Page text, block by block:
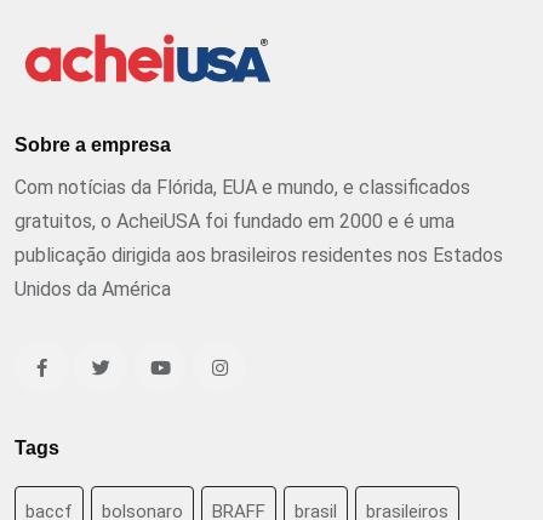
Sobre a empresa
Com notícias da Flórida, EUA e mundo, e classificados
gratuitos, o AcheiUSA foi fundado em 2000 e é uma
publicação dirigida aos brasileiros residentes nos Estados
Unidos da América
Tags
baccf bolsonaro BRAFF brasil brasileiros